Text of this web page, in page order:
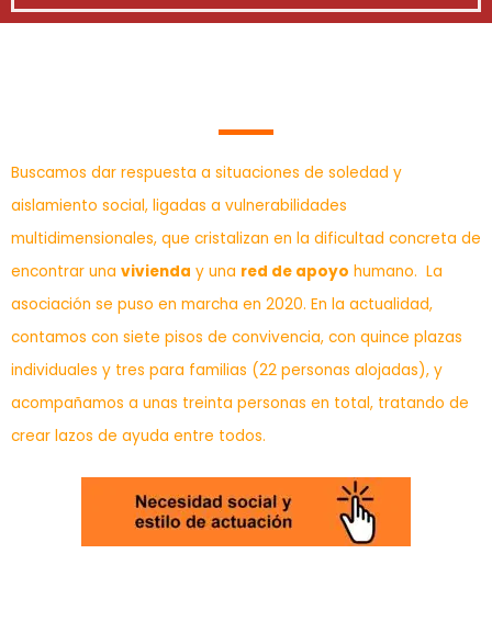
Buscamos dar respuesta a situaciones de soledad y
aislamiento social, ligadas a vulnerabilidades
multidimensionales, que cristalizan en la dificultad concreta de
encontrar una vivienda y una red de apoyo humano. La
asociación se puso en marcha en 2020. En la actualidad,
contamos con siete pisos de convivencia, con quince plazas
individuales y tres para familias (22 personas alojadas), y
acompañamos a unas treinta personas en total, tratando de
crear lazos de ayuda entre todos.